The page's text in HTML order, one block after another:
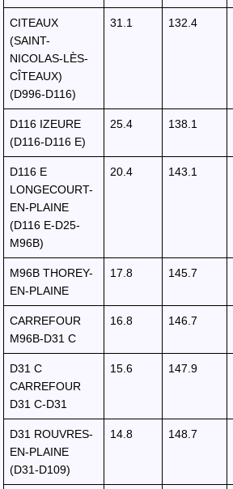
CITEAUX
(SAINT-
NICOLAS-LÈS-
CÎTEAUX)
(D996-D116)
31.1 132.4
D116 IZEURE
(D116-D116 E)
25.4 138.1
D116 E
LONGECOURT-
EN-PLAINE
(D116 E-D25-
M96B)
20.4 143.1
M96B THOREY-
EN-PLAINE
17.8 145.7
CARREFOUR
M96B-D31 C
16.8 146.7
D31 C
CARREFOUR
D31 C-D31
15.6 147.9
D31 ROUVRES-
EN-PLAINE
(D31-D109)
14.8 148.7